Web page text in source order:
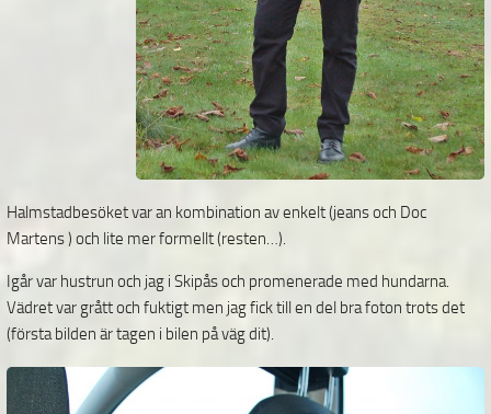
Halmstadbesöket var an kombination av enkelt (jeans och Doc
Martens ) och lite mer formellt (resten…).
Igår var hustrun och jag i Skipås och promenerade med hundarna.
Vädret var grått och fuktigt men jag fick till en del bra foton trots det
(första bilden är tagen i bilen på väg dit).